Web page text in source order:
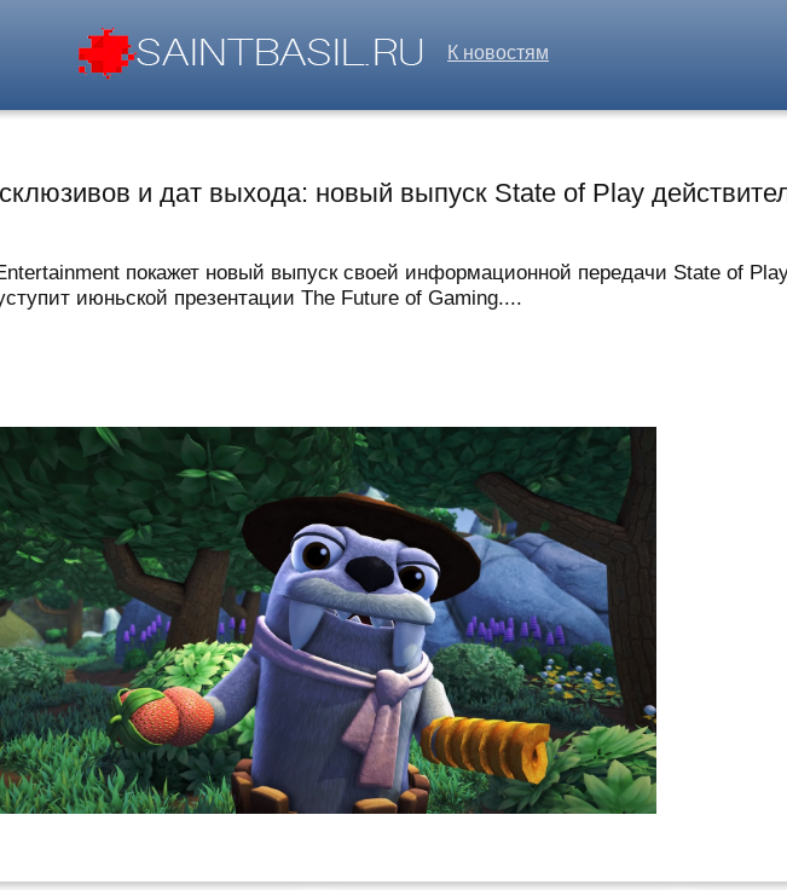
К новостям
и дат выхода: новый выпуск State of Play
покажет новый выпуск своей информационной передачи State of
июньской презентации The Future of Gaming....